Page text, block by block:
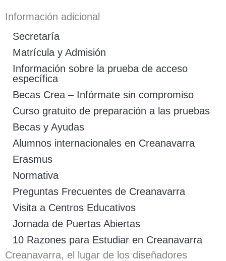
Información adicional
Secretaría
Matrícula y Admisión
Información sobre la prueba de acceso
específica
Becas Crea – Infórmate sin compromiso
Curso gratuito de preparación a las pruebas
Becas y Ayudas
Alumnos internacionales en Creanavarra
Erasmus
Normativa
Preguntas Frecuentes de Creanavarra
Visita a Centros Educativos
Jornada de Puertas Abiertas
10 Razones para Estudiar en Creanavarra
Creanavarra, el lugar de los diseñadores